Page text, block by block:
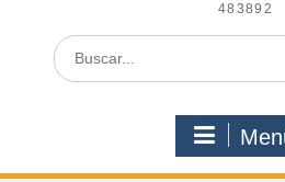
483892